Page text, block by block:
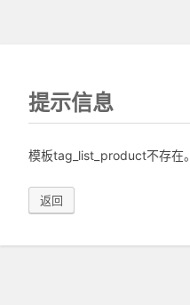
提示信息
模板tag_list_product不存在。
返回